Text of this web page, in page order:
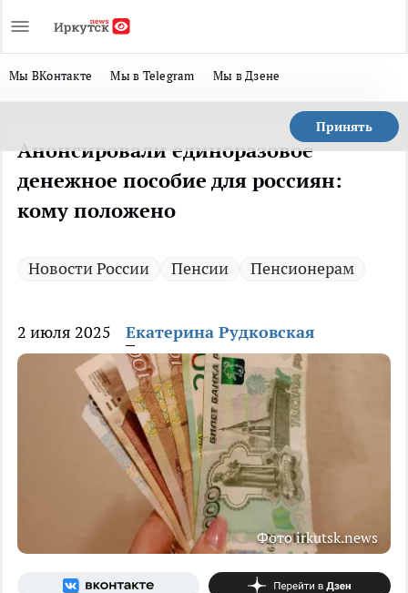
Мы ВКонтакте Мы в Telegram Мы в Дзене
Принять
Анонсировали единоразовое
денежное пособие для россиян:
кому положено
Новости России Пенсии Пенсионерам
2 июля 2025 Екатерина Рудковская
Фото irkutsk.news